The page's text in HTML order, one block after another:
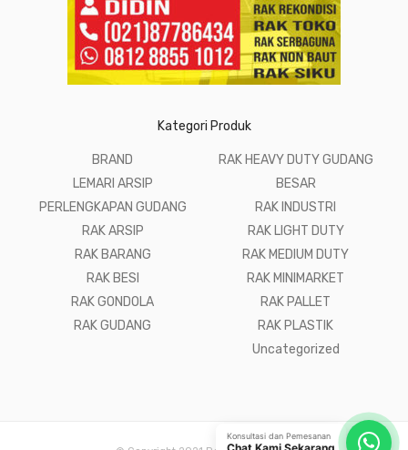
Kategori Produk
BRAND
LEMARI ARSIP
PERLENGKAPAN GUDANG
RAK ARSIP
RAK BARANG
RAK BESI
RAK GONDOLA
RAK GUDANG
RAK HEAVY DUTY GUDANG
BESAR
RAK INDUSTRI
RAK LIGHT DUTY
RAK MEDIUM DUTY
RAK MINIMARKET
RAK PALLET
RAK PLASTIK
Uncategorized
Konsultasi dan Pemesanan